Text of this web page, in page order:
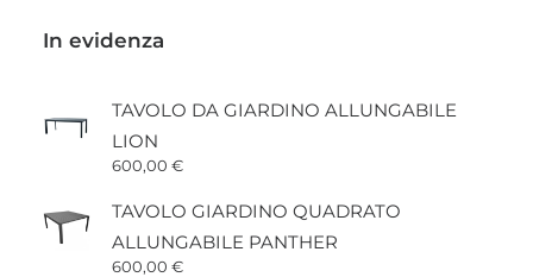
In evidenza
TAVOLO DA GIARDINO ALLUNGABILE
LION
600,00 €
TAVOLO GIARDINO QUADRATO
ALLUNGABILE PANTHER
600,00 €